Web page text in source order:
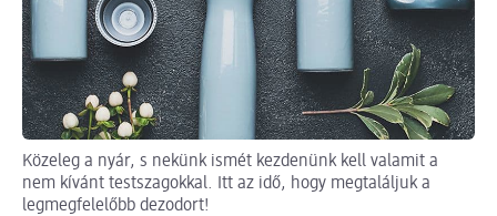
Közeleg a nyár, s nekünk ismét kezdenünk kell valamit a
nem kívánt testszagokkal. Itt az idő, hogy megtaláljuk a
legmegfelelőbb dezodort!